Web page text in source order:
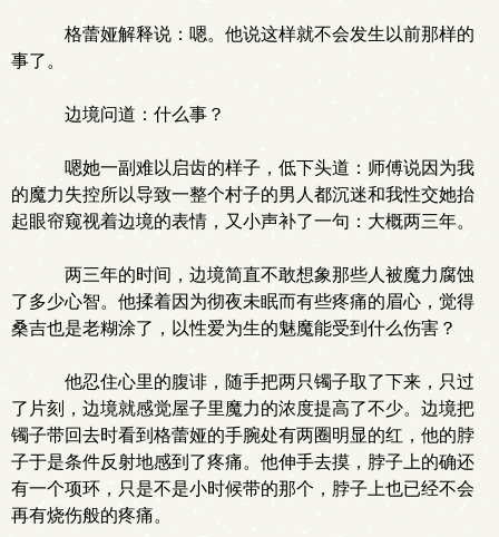
格蕾娅解释说：嗯。他说这样就不会发生以前那样的
事了。
边境问道：什么事？
嗯她一副难以启齿的样子，低下头道：师傅说因为我
的魔力失控所以导致一整个村子的男人都沉迷和我性交她抬
起眼帘窥视着边境的表情，又小声补了一句：大概两三年。
两三年的时间，边境简直不敢想象那些人被魔力腐蚀
了多少心智。他揉着因为彻夜未眠而有些疼痛的眉心，觉得
桑吉也是老糊涂了，以性爱为生的魅魔能受到什么伤害？
他忍住心里的腹诽，随手把两只镯子取了下来，只过
了片刻，边境就感觉屋子里魔力的浓度提高了不少。边境把
镯子带回去时看到格蕾娅的手腕处有两圈明显的红，他的脖
子于是条件反射地感到了疼痛。他伸手去摸，脖子上的确还
有一个项环，只是不是小时候带的那个，脖子上也已经不会
再有烧伤般的疼痛。